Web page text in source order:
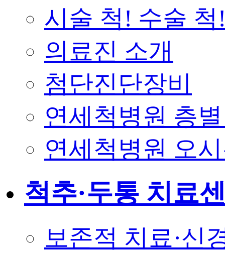
시술 척! 수술 척
의료진 소개
첨단진단장비
연세척병원 층
연세척병원 오
척추·두통 치료
보존적 치료·신